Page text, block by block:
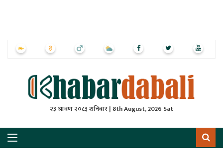
२३ श्रावण २०८३ शनिबार | 8th August, 2026 Sat